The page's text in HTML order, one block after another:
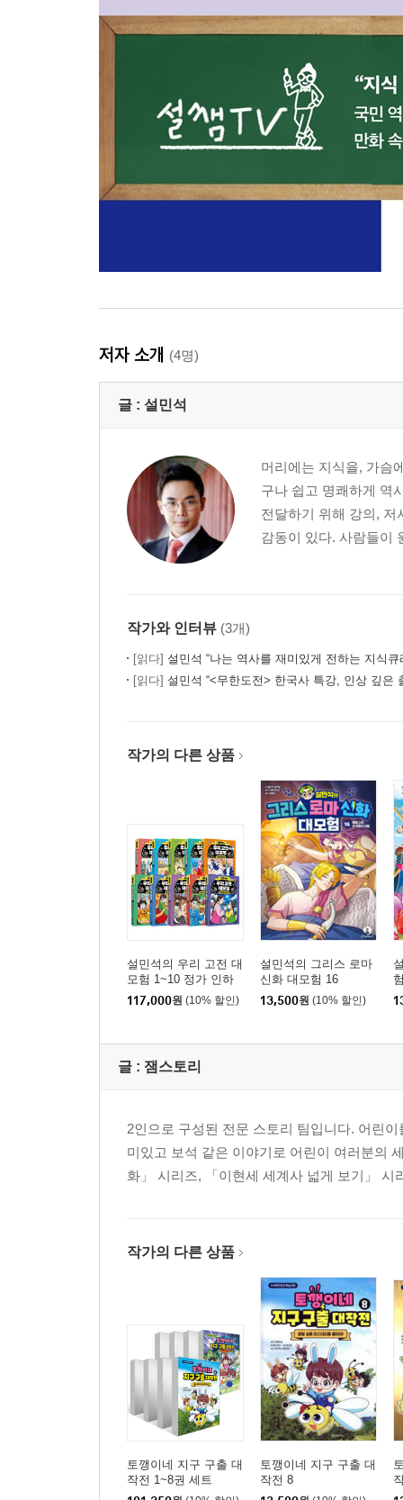
저자 소개 (4명)
글 : 설민석
머리에는 지식을, 가슴
구나 쉽고 명쾌하게 역
전달하기 위해 강의,
감동이 있다. 사람들이
작가와 인터뷰 (3개)
[읽다] 설민석 “나는 역사를 재미있게 전하는 지식큐
[읽다] 설민석 “<무한도전> 한국사 특강, 인상 깊은
작가의 다른 상품
설민석의 우리 고전 대
모험 1~10 정가 인하
세트
117,000원 (10% 할인)
설민석의 그리스 로마
신화 대모험 16
13,500원 (10% 할인)
글 : 잼스토리
2인으로 구성된 전문 스토리 팀입니다. 어린
미있고 보석 같은 이야기로 어린이 여러분의
화」 시리즈, 「이현세 세계사 넓게 보기」 시
작가의 다른 상품
토깽이네 지구 구출 대
작전 1~8권 세트
토깽이네 지구 구출 대
작전 8